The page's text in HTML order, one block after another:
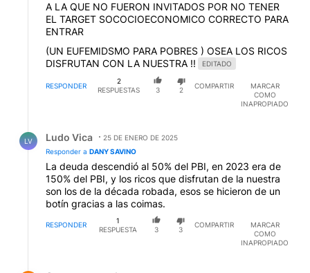
A LA QUE NO FUERON INVITADOS POR NO TENER
EL TARGET SOCOCIOECONOMICO CORRECTO PARA
ENTRAR
(UN EUFEMIDSMO PARA POBRES ) OSEA LOS RICOS
DISFRUTAN CON LA NUESTRA !!
EDITADO
RESPONDER
2
RESPUESTAS
3 2
COMPARTIR
MARCAR
COMO
INAPROPIADO
LV Ludo Vica
25 DE ENERO DE 2025
Responder a DANY SAVINO
La deuda descendió al 50% del PBI, en 2023 era de
150% del PBI, y los ricos que disfrutan de la nuestra
son los de la década robada, esos se hicieron de un
botín gracias a las coimas.
RESPONDER
1
RESPUESTA
3 3
COMPARTIR
MARCAR
COMO
INAPROPIADO